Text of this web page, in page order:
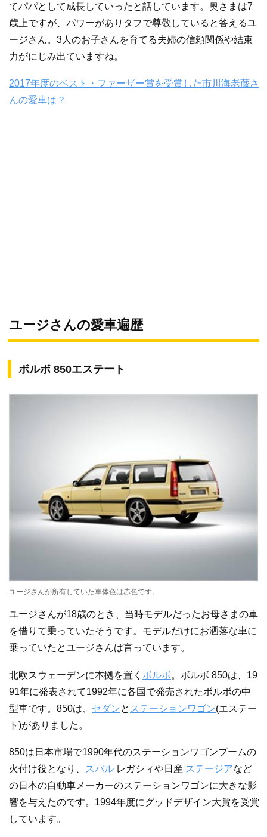
てパパとして成長していったと話しています。奥さまは7
歳上ですが、パワーがありタフで尊敬していると答えるユ
ージさん。3人のお子さんを育てる夫婦の信頼関係や結束
力がにじみ出ていますね。
2017年度のベスト・ファーザー賞を受賞した市川海老蔵さ
んの愛車は？
ユージさんの愛車遍歴
ボルボ 850エステート
ユージさんが所有していた車体色は赤色です。
ユージさんが18歳のとき、当時モデルだったお母さまの車
を借りて乗っていたそうです。モデルだけにお洒落な車に
乗っていたとユージさんは言っています。
北欧スウェーデンに本拠を置く ボルボ。ボルボ 850は、19
91年に発表されて1992年に各国で発売されたボルボの中
型車です。850は、 セダンと ステーションワゴン(エステー
ト)がありました。
850は日本市場で1990年代のステーションワゴンブームの
火付け役となり、
スバル レガシィや日産 ステージアなど
の日本の自動車メーカーのステーションワゴンに大きな影
響を与えたのです。1994年度にグッドデザイン大賞を受賞
しています。